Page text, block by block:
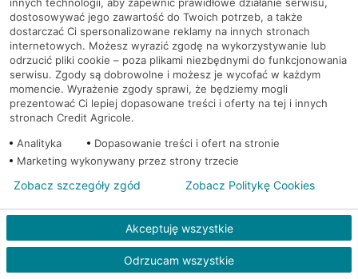
Warszawa, al. Krakowska
110/114
Bankomat
(Euronet)
Warszawa, al. Krakowska
110/114
Bankomat
(Euronet)
Warszawa, al. Krakowska
110/114
Bankomat
(Euronet)
Warszawa, al. Krakowska 208 Bankomat (Euronet)
Warszawa, al. Krakowska 257 Bankomat (Euronet)
Warszawa, al. Krakowska 61 Bankomat (Euronet)
dostosowywać jego zawartość do Twoich potrzeb, a także
dostarczać Ci spersonalizowane reklamy na innych stronach
internetowych. Możesz wyrazić zgodę na wykorzystywanie lub
odrzucić pliki cookie – poza plikami niezbędnymi do funkcjonowania
serwisu. Zgody są dobrowolne i możesz je wycofać w każdym
momencie. Wyrażenie zgody sprawi, że będziemy mogli
prezentować Ci lepiej dopasowane treści i oferty na tej i innych
stronach Credit Agricole.
Analityka
Dopasowanie treści i ofert na stronie
Marketing wykonywany przez strony trzecie
Akceptuję wszystkie
Odrzucam wszystkie
Zobacz szczegóły zgód Zobacz Politykę Cookies